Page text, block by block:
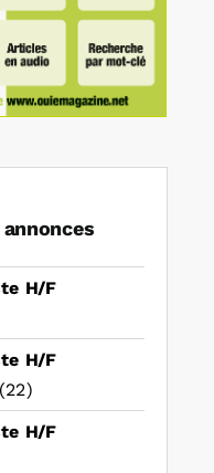
H/F
H/F
H/F